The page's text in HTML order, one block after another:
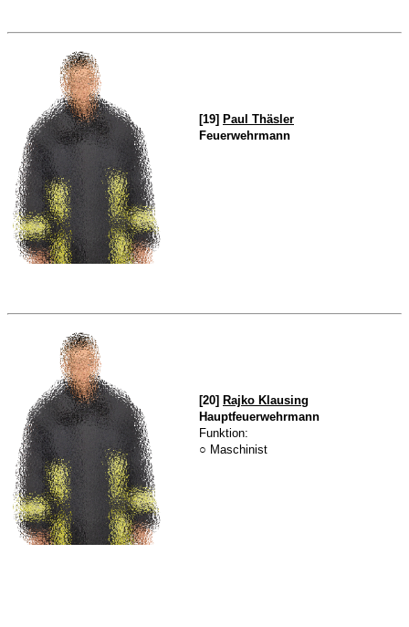
[19] Paul Thäsler
Feuerwehrmann
[20] Rajko Klausing
Hauptfeuerwehrmann
Funktion:
○ Maschinist